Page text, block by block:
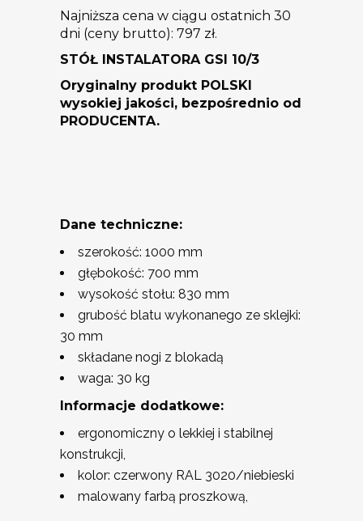
Najniższa cena w ciągu ostatnich 30
dni (ceny brutto): 797 zł.
STÓŁ INSTALATORA GSI 10/3
Oryginalny produkt POLSKI
wysokiej jakości, bezpośrednio od
PRODUCENTA.
Dane techniczne:
szerokość: 1000 mm
głębokość: 700 mm
wysokość stołu: 830 mm
grubość blatu wykonanego ze sklejki:
30 mm
składane nogi z blokadą
waga: 30 kg
Informacje dodatkowe:
ergonomiczny o lekkiej i stabilnej
konstrukcji,
kolor: czerwony RAL 3020/niebieski
malowany farbą proszkową,